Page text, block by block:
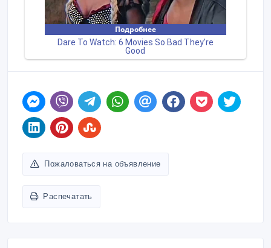
Пожаловаться на объявление
Распечатать